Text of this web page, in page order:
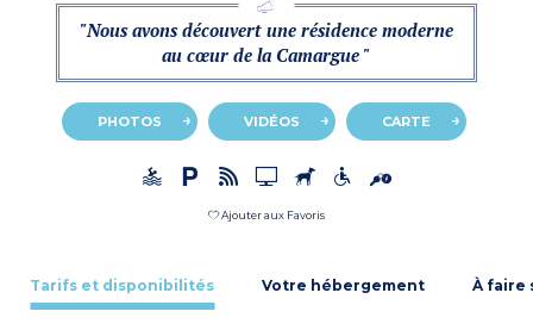
"Nous avons découvert une résidence moderne
au cœur de la Camargue "
PHOTOS VIDÉOS CARTE
Ajouter aux Favoris
Tarifs et disponibilités Votre hébergement À faire